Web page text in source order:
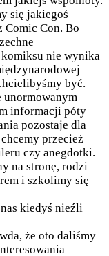
się jakiegoś
Comic Con. Bo
nie wynika
być.
informacji póty
pozostaje dla
przecież
czy anegdotki.
na stronę, rodzi
i szkolimy się
kiedyś nieźli
że oto daliśmy